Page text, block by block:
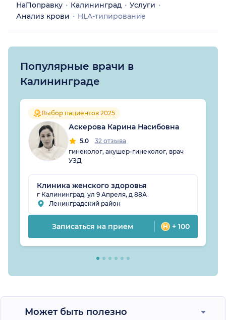
НаПоправку Калининград
Услуги
Анализ крови
HLA-типирование
Популярные врачи в
Калининграде
Выбор пациентов 2025
Аскерова Карина Насибовна
5.0
32 отзыва
гинеколог, акушер-гинеколог, врач
УЗД
Клиника женского здоровья
г Калининград, ул 9 Апреля, д 88А
Ленинградский район
Записаться на прием + 100
Может быть полезно